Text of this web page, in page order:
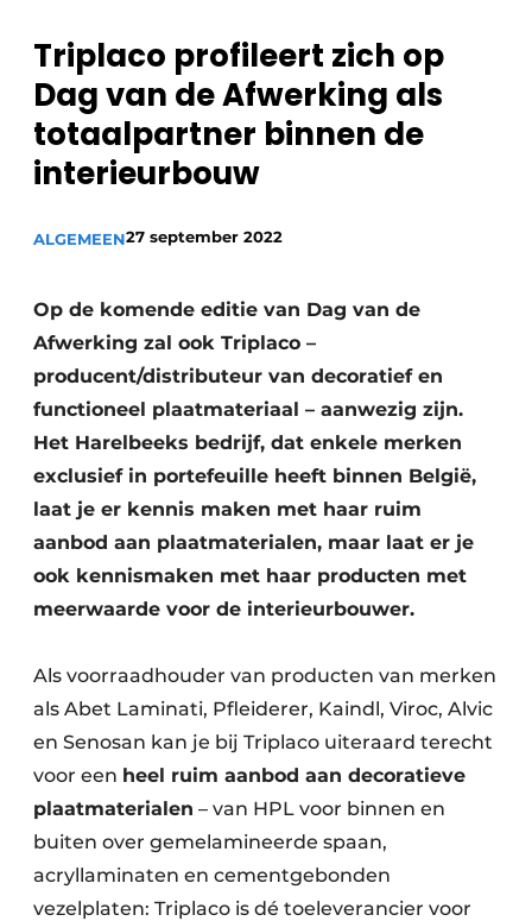
Triplaco profileert zich op
Dag van de Afwerking als
totaalpartner binnen de
interieurbouw
ALGEMEEN27 september 2022
Op de komende editie van Dag van de
Afwerking zal ook Triplaco –
producent/distributeur van decoratief en
functioneel plaatmateriaal – aanwezig zijn.
Het Harelbeeks bedrijf, dat enkele merken
exclusief in portefeuille heeft binnen België,
laat je er kennis maken met haar ruim
aanbod aan plaatmaterialen, maar laat er je
ook kennismaken met haar producten met
meerwaarde voor de interieurbouwer.
Als voorraadhouder van producten van merken
als Abet Laminati, Pfleiderer, Kaindl, Viroc, Alvic
en Senosan kan je bij Triplaco uiteraard terecht
voor een heel ruim aanbod aan decoratieve
plaatmaterialen – van HPL voor binnen en
buiten over gemelamineerde spaan,
acryllaminaten en cementgebonden
vezelplaten: Triplaco is dé toeleverancier voor